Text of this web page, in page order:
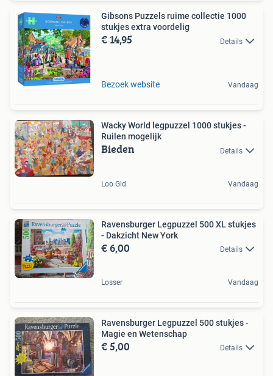
Gibsons Puzzels ruime collectie 1000
stukjes extra voordelig
€ 14,95 Details
Bezoek website Vandaag
Wacky World legpuzzel 1000 stukjes -
Ruilen mogelijk
Bieden Details
Loo Gld Vandaag
Ravensburger Legpuzzel 500 XL stukjes
- Dakzicht New York
€ 6,00 Details
Losser Vandaag
Ravensburger Legpuzzel 500 stukjes -
Magie en Wetenschap
€ 5,00 Details